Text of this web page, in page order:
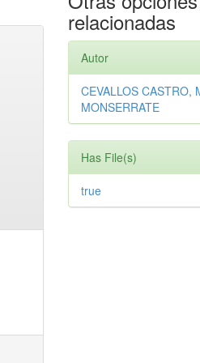
relacionadas
Autor
CEVALLOS CASTRO,
MONSERRATE
Has File(s)
true